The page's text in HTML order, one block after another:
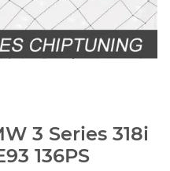
3 Series 318i
136PS